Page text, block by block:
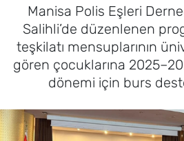
Manisa Polis Eşleri
Salihli’de düzenlenen
teşkilatı mensuplarının
gören çocuklarına
dönemi için burs
EĞİTİM
SAĞLIK
MAGAZİN
Tüm Manşetler
Son Dakika Haberleri